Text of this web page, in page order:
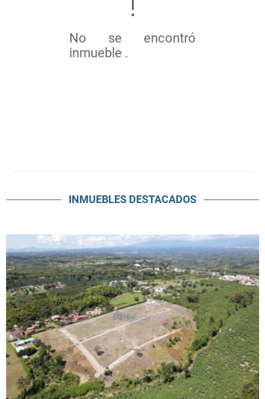
No se encontró
inmueble .
INMUEBLES DESTACADOS